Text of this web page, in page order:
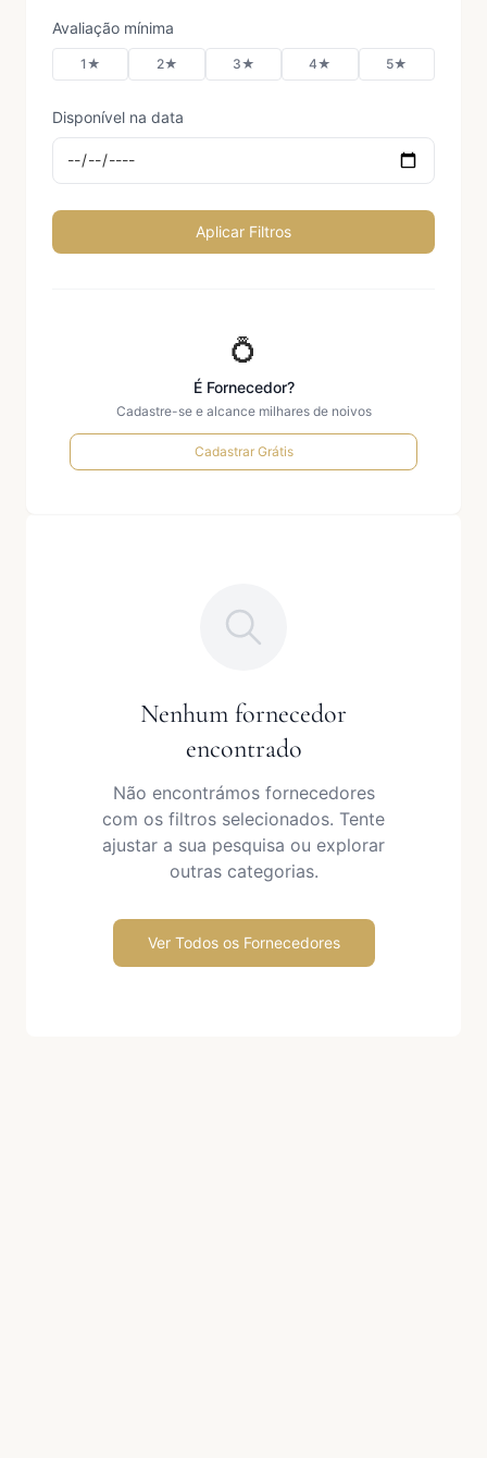
Avaliação mínima
1★ 2★ 3★ 4★ 5★
Disponível na data
Aplicar Filtros
💍
É Fornecedor?
Cadastre-se e alcance milhares de noivos
Cadastrar Grátis
Nenhum fornecedor
encontrado
Não encontrámos fornecedores
com os filtros selecionados. Tente
ajustar a sua pesquisa ou explorar
outras categorias.
Ver Todos os Fornecedores